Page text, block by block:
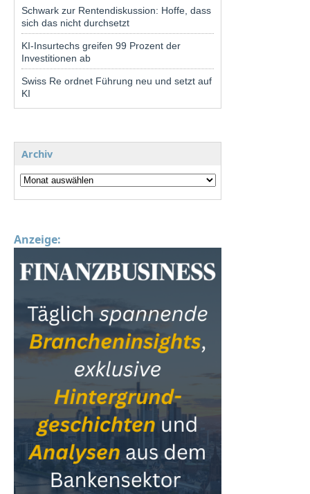
Schwark zur Rentendiskussion: Hoffe, dass
sich das nicht durchsetzt
KI-Insurtechs greifen 99 Prozent der
Investitionen ab
Swiss Re ordnet Führung neu und setzt auf
KI
Archiv
Anzeige: